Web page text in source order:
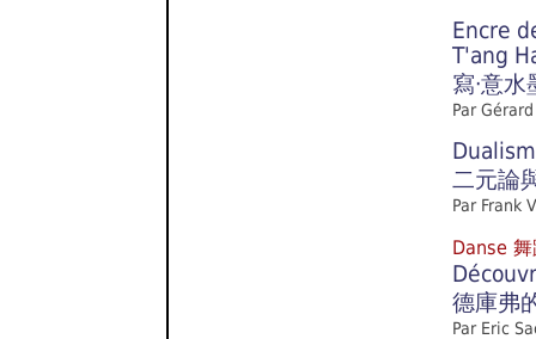
Encre
T'ang
寫‧意
Par
二元論
Par Frank
Danse
德庫弗
Par Eric